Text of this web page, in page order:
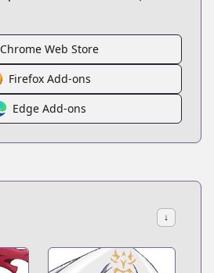
Chrome Web Store
Firefox Add-ons
Edge Add-ons
↓